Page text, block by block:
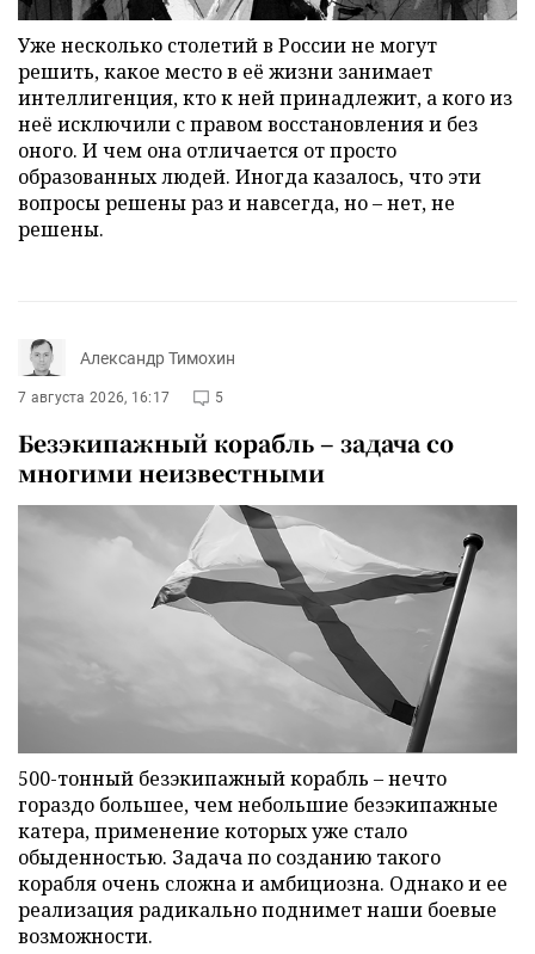
Уже несколько столетий в России не могут
решить, какое место в её жизни занимает
интеллигенция, кто к ней принадлежит, а кого из
неё исключили с правом восстановления и без
оного. И чем она отличается от просто
образованных людей. Иногда казалось, что эти
вопросы решены раз и навсегда, но – нет, не
решены.
Александр Тимохин
7 августа 2026, 16:17 5
Безэкипажный корабль – задача со
многими неизвестными
500-тонный безэкипажный корабль – нечто
гораздо большее, чем небольшие безэкипажные
катера, применение которых уже стало
обыденностью. Задача по созданию такого
корабля очень сложна и амбициозна. Однако и ее
реализация радикально поднимет наши боевые
возможности.